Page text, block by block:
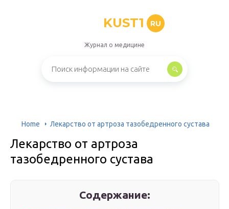
KUST1 RU
Журнал о медицине
Home Лекарство от артроза тазобедренного сустава
Лекарство от артроза
тазобедренного сустава
Содержание: